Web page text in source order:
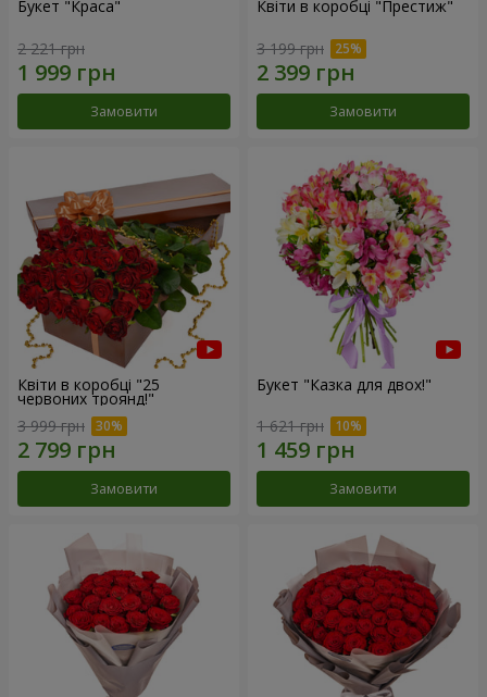
Букет "Краса"
2 221 грн
Замовити
Квіти в коробці "Престиж"
3 199 грн
Замовити
Квіти в коробці "25
червоних троянд!"
3 999 грн
Замовити
Букет "Казка для двох!"
1 621 грн
Замовити